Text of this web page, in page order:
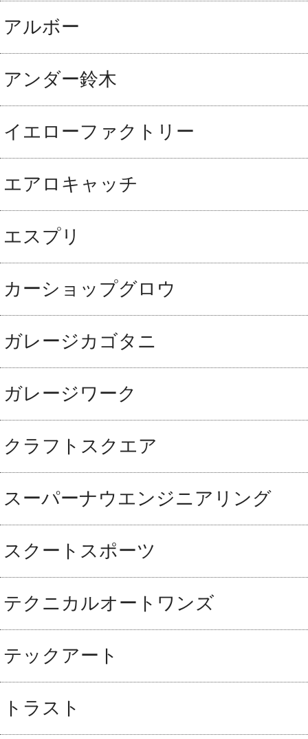
アルボー
アンダー鈴木
イエローファクトリー
エアロキャッチ
エスプリ
カーショップグロウ
ガレージカゴタニ
ガレージワーク
クラフトスクエア
スーパーナウエンジニアリング
スクートスポーツ
テクニカルオートワンズ
テックアート
トラスト